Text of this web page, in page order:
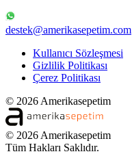
destek@amerikasepetim.com
Kullanıcı Sözleşmesi
Gizlilik Politikası
Çerez Politikası
© 2026 Amerikasepetim
© 2026 Amerikasepetim
Tüm Hakları Saklıdır.